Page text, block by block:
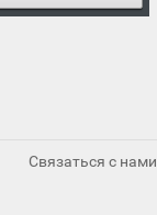
Связаться с нами